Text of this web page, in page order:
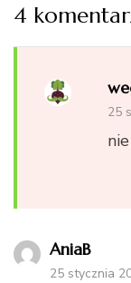
4
25
AniaB
25 stycznia